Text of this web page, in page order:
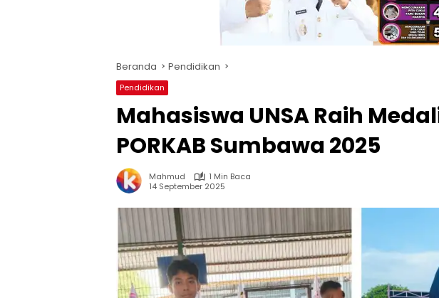
Beranda Pendidikan
Pendidikan
Mahasiswa UNSA Raih
PORKAB Sumbawa 2025
Mahmud
1 Min Baca
14 September 2025